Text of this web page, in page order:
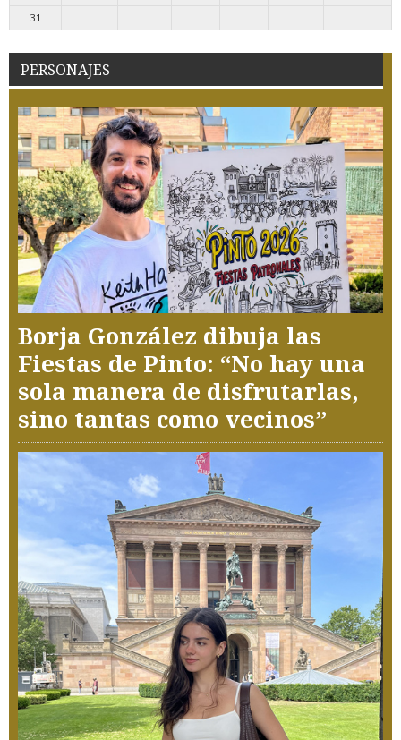
31
PERSONAJES
Borja González dibuja las
Fiestas de Pinto: “No hay una
sola manera de disfrutarlas,
sino tantas como vecinos”